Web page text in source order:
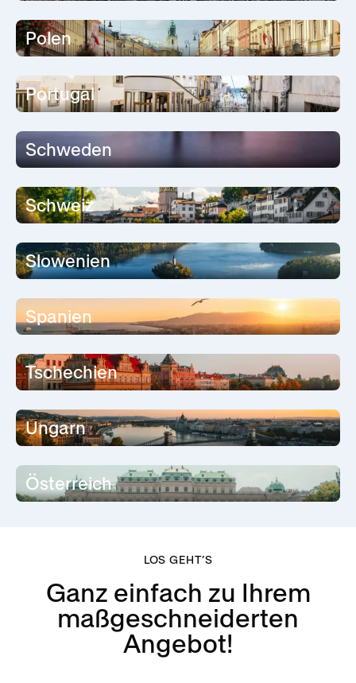
Polen
Portugal
Schweden
Schweiz
Slowenien
Spanien
Tschechien
Ungarn
Österreich
LOS GEHT’S
Ganz einfach zu Ihrem
maßgeschneiderten
Angebot!